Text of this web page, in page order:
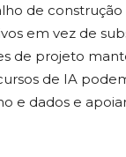
de
em vez de
de projeto
de IA
e dados e